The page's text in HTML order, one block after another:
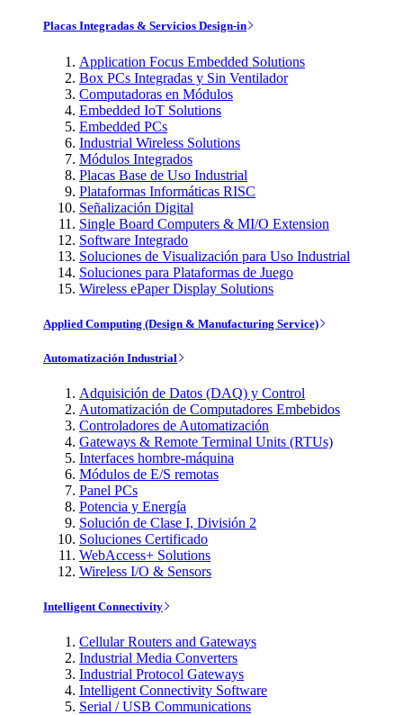
Placas Integradas & Servicios Design-in
Application Focus Embedded Solutions
Box PCs Integradas y Sin Ventilador
Computadoras en Módulos
Embedded IoT Solutions
Embedded PCs
Industrial Wireless Solutions
Módulos Integrados
Placas Base de Uso Industrial
Plataformas Informáticas RISC
Señalización Digital
Single Board Computers & MI/O Extension
Software Integrado
Soluciones de Visualización para Uso Industrial
Soluciones para Plataformas de Juego
Wireless ePaper Display Solutions
Applied Computing (Design & Manufacturing Service)
Automatización Industrial
Adquisición de Datos (DAQ) y Control
Automatización de Computadores Embebidos
Controladores de Automatización
Gateways & Remote Terminal Units (RTUs)
Interfaces hombre-máquina
Módulos de E/S remotas
Panel PCs
Potencia y Energía
Solución de Clase I, División 2
Soluciones Certificado
WebAccess+ Solutions
Wireless I/O & Sensors
Intelligent Connectivity
Cellular Routers and Gateways
Industrial Media Converters
Industrial Protocol Gateways
Intelligent Connectivity Software
Serial / USB Communications